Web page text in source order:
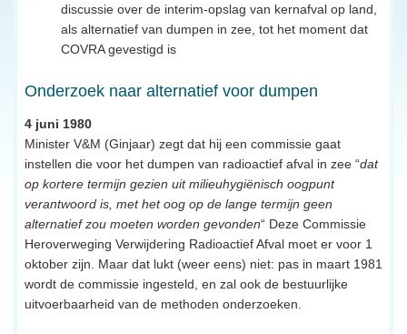
discussie over de interim-opslag van kernafval op land,
als alternatief van dumpen in zee, tot het moment dat
COVRA gevestigd is
Onderzoek naar alternatief voor dumpen
4 juni 1980
Minister V&M (Ginjaar) zegt dat hij een commissie gaat
instellen die voor het dumpen van radioactief afval in zee “dat
op kortere termijn gezien uit milieuhygiënisch oogpunt
verantwoord is, met het oog op de lange termijn geen
alternatief zou moeten worden gevonden“ Deze Commissie
Heroverweging Verwijdering Radioactief Afval moet er voor 1
oktober zijn. Maar dat lukt (weer eens) niet: pas in maart 1981
wordt de commissie ingesteld, en zal ook de bestuurlijke
uitvoerbaarheid van de methoden onderzoeken.